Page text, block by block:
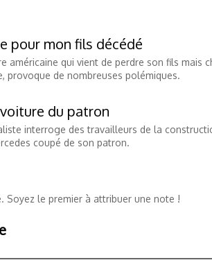
pour mon fils décédé
américaine qui vient de perdre son fils
provoque de nombreuses polémiques.
du patron
interroge des travailleurs de la
coupé de son patron.
Soyez le premier à attribuer une note !